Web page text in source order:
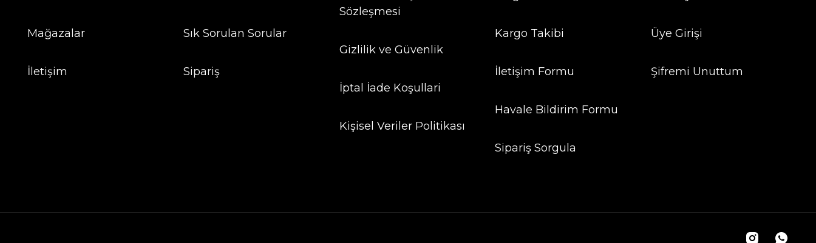
Mağazalar
İletişim
Sık Sorulan Sorular
Sipariş
Sözleşmesi
Gizlilik ve Güvenlik
İptal İade Koşullari
Kişisel Veriler Politikası
Kargo Takibi
İletişim Formu
Havale Bildirim Formu
Sipariş Sorgula
Üye Girişi
Şifremi Unuttum